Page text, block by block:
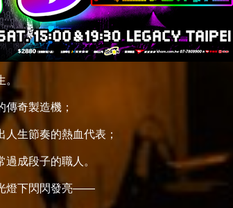
。
奇製造機；
生節奏的熱血代表；
成段子的職人。
燈下閃閃發亮——